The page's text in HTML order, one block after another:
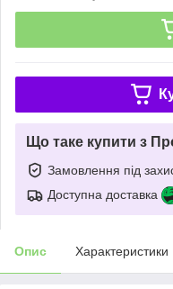
Що таке купити з
Замовлення під
Доступна доставка
Опис Характеристики